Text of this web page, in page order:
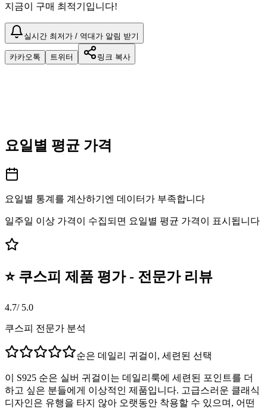
지금이 구매 최적기입니다!
실시간 최저가 / 역대가 알림 받기
카카오톡 트위터 링크 복사
요일별 평균 가격
요일별 통계를 계산하기엔 데이터가 부족합니다
일주일 이상 가격이 수집되면 요일별 평균 가격이 표시됩니다
⭐ 쿠스피 제품 평가 - 전문가 리뷰
4.7/ 5.0
쿠스피 전문가 분석
순은 데일리 귀걸이, 세련된 선택
이 S925 순은 실버 귀걸이는 데일리룩에 세련된 포인트를 더
하고 싶은 분들에게 이상적인 제품입니다. 고급스러운 클래식
디자인은 유행을 타지 않아 오랫동안 착용할 수 있으며, 어떤